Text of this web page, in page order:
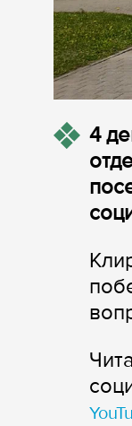
4